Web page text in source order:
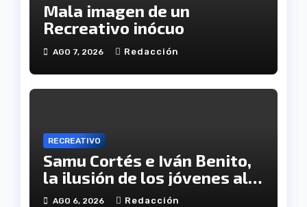
Mala imagen de un
Recreativo inócuo
AGO 7, 2026 Redacción
RECREATIVO
Samu Cortés e Iván Benito,
la ilusión de los jóvenes al
servicio del Decano
AGO 6, 2026 Redacción